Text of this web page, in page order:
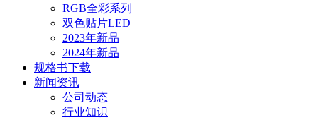
RGB全彩系列
双色贴片LED
2023年新品
2024年新品
规格书下载
新闻资讯
公司动态
行业知识